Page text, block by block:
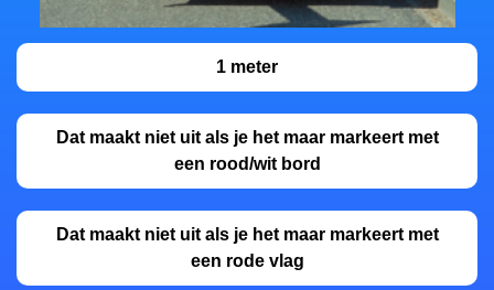
1 meter
Dat maakt niet uit als je het maar markeert met
een rood/wit bord
Dat maakt niet uit als je het maar markeert met
een rode vlag